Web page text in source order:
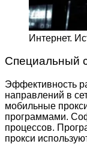
Интернет.
Специальный
Эффективность
направлений в
мобильные
программами.
процессов.
прокси